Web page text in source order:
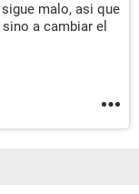
malo, asi que
a cambiar el